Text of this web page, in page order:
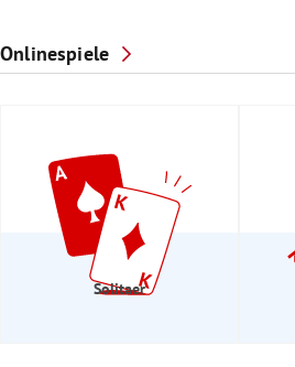
Onlinespiele
Solitaer